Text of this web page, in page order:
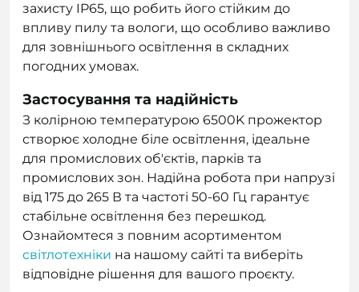
захисту IP65, що робить його стійким до
впливу пилу та вологи, що особливо важливо
для зовнішнього освітлення в складних
погодних умовах.
Застосування та надійність
З колірною температурою 6500K прожектор
створює холодне біле освітлення, ідеальне
для промислових об'єктів, парків та
промислових зон. Надійна робота при напрузі
від 175 до 265 В та частоті 50-60 Гц гарантує
стабільне освітлення без перешкод.
Ознайомтеся з повним асортиментом
світлотехніки на нашому сайті та виберіть
відповідне рішення для вашого проєкту.